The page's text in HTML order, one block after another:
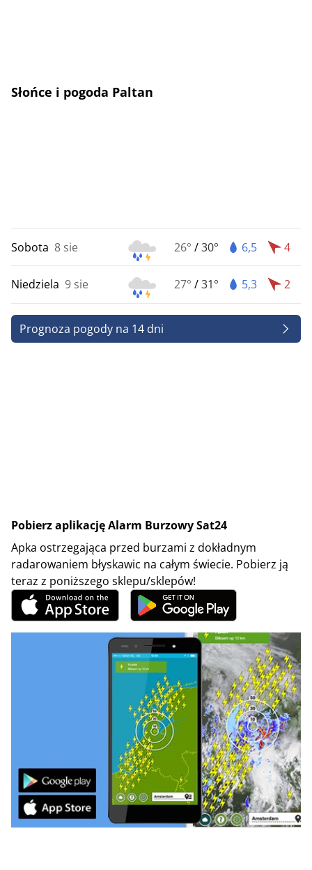
Słońce i pogoda Paltan
Sobota 8 sie 26° /30° 6,5 4
Niedziela 9 sie 27° /31° 5,3 2
Prognoza pogody na 14 dni
Pobierz aplikację Alarm Burzowy Sat24
Apka ostrzegająca przed burzami z dokładnym
radarowaniem błyskawic na całym świecie. Pobierz ją
teraz z poniższego sklepu/sklepów!